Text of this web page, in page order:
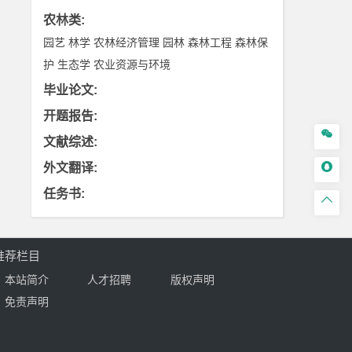
农林类:
园艺 林学 农林经济管理 园林 森林工程 森林保
护 生态学 农业资源与环境
毕业论文:
开题报告:
文献综述:
外文翻译:
任务书:



荐栏目
本站简介 人才招聘
版权声明
免责声明